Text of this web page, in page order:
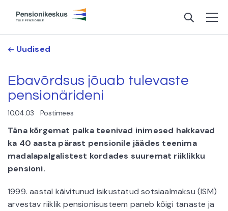
Uudised
Ebavõrdsus jõuab tulevaste
pensionärideni
10.04.03 Postimees
Täna kõrgemat palka teenivad inimesed hakkavad
ka 40 aasta pärast pensionile jäädes teenima
madalapalgalistest kordades suuremat riiklikku
pensioni.
1999. aastal käivitunud isikustatud sotsiaalmaksu (ISM)
arvestav riiklik pensionisüsteem paneb kõigi tänaste ja